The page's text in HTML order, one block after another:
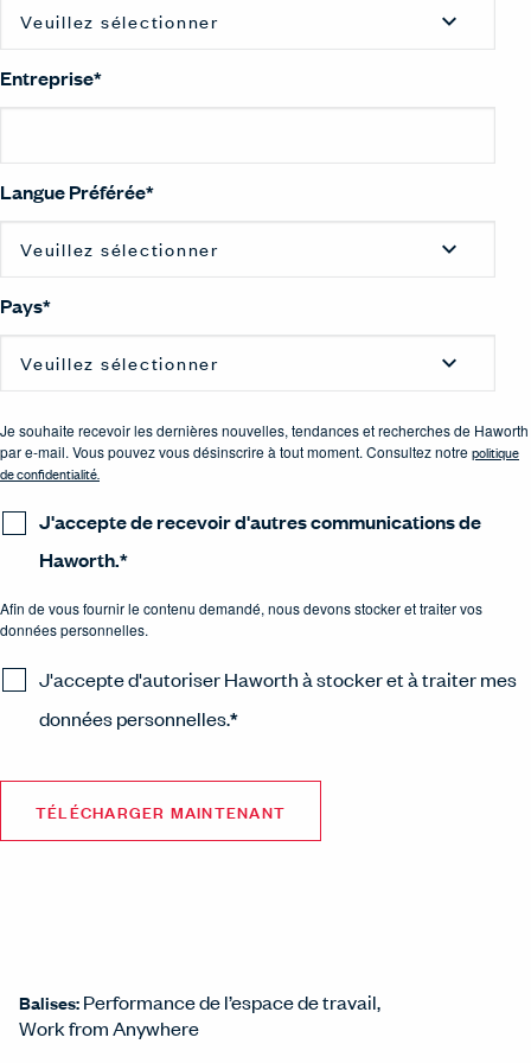
Entreprise*
Langue Préférée*
Pays*
Je souhaite recevoir les dernières nouvelles, tendances et recherches de Haworth
par e-mail. Vous pouvez vous désinscrire à tout moment. Consultez notrepolitique
de confidentialité
J'accepte de recevoir d'autres communications de
Haworth.*
Afin de vous fournir le contenu demandé, nous devons stocker et traiter vos
données personnelles.
J'accepte d'autoriser Haworth à stocker et à traiter mes
données personnelles.*
Balises:Performance de l’espace de travail
Work from Anywhere